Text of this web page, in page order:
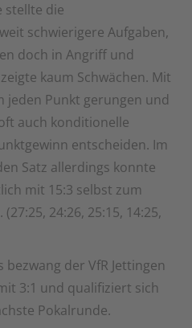
stellte die
schwierigere Aufgaben,
doch in Angriff und
kaum Schwächen. Mit
jeden Punkt gerungen und
auch konditionelle
entscheiden. Im
Satz allerdings konnte
mit 15:3 selbst zum
24:26, 25:15, 14:25,
bezwang der VfR Jettingen
3:1 und qualifiziert sich
Pokalrunde.